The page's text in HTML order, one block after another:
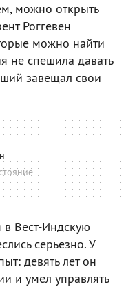
можно открыть
Роггевен
можно найти
не спешила давать
завещал свои
в Вест-Индскую
серьезно. У
девять лет он
и умел управлять